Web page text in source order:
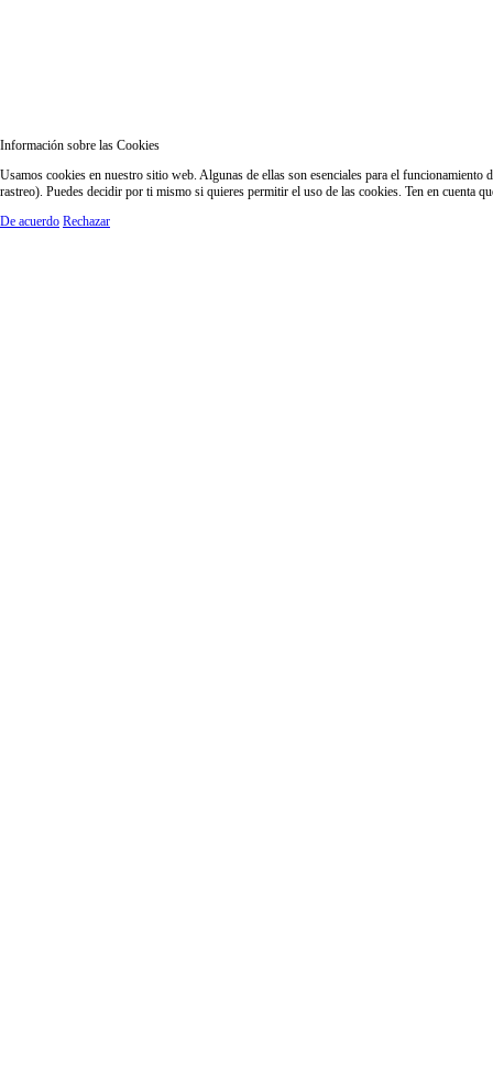
Información sobre las Cookies
Usamos cookies en nuestro sitio web. Algunas de ellas son esenciales para el
rastreo). Puedes decidir por ti mismo si quieres permitir el uso de las cookies. Ten en cuenta
De acuerdo Rechazar